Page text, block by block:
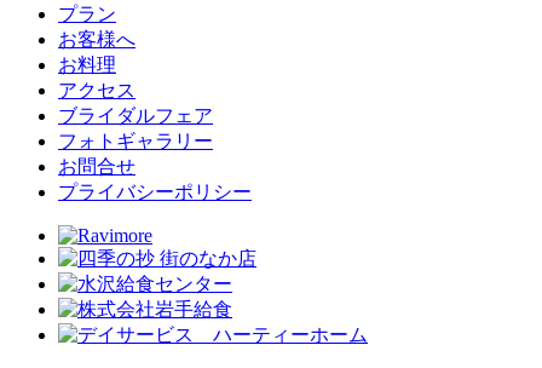
プラン
お客様へ
お料理
アクセス
ブライダルフェア
フォトギャラリー
お問合せ
プライバシーポリシー